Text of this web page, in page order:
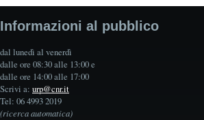
Informazioni al pubblico
dal lunedì al venerdì
dalle ore 08:30 alle 13:00 e
dalle ore 14:00 alle 17:00
Scrivi a: urp@cnr.it
Tel: 06 4993 2019
(ricerca automatica)